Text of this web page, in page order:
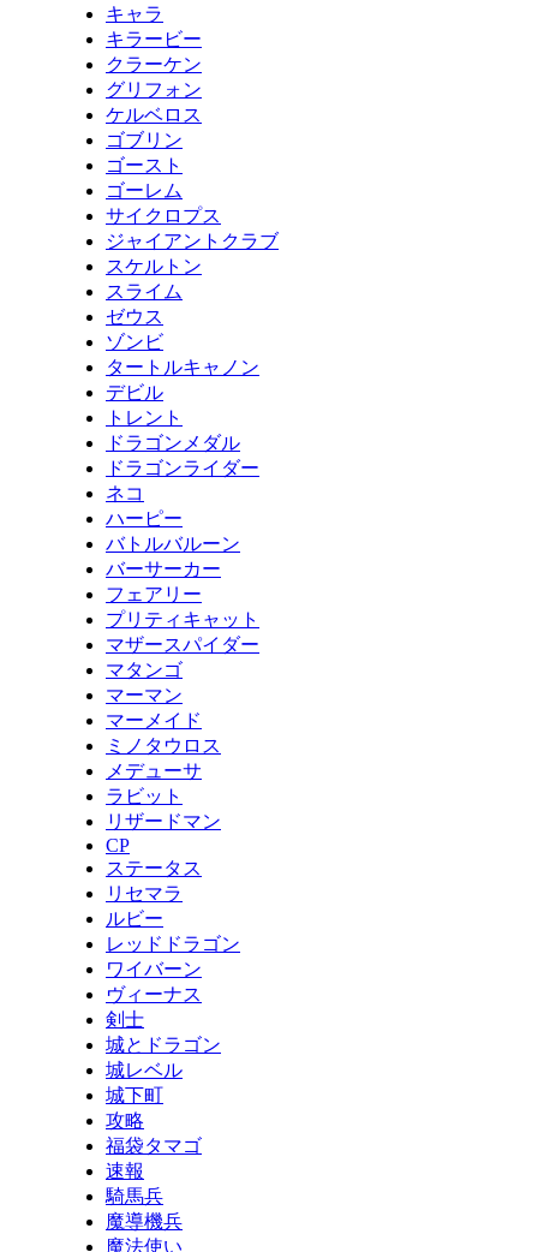
キャラ
キラービー
クラーケン
グリフォン
ケルベロス
ゴブリン
ゴースト
ゴーレム
サイクロプス
ジャイアントクラブ
スケルトン
スライム
ゼウス
ゾンビ
タートルキャノン
デビル
トレント
ドラゴンメダル
ドラゴンライダー
ネコ
ハーピー
バトルバルーン
バーサーカー
フェアリー
プリティキャット
マザースパイダー
マタンゴ
マーマン
マーメイド
ミノタウロス
メデューサ
ラビット
リザードマン
CP
ステータス
リセマラ
ルビー
レッドドラゴン
ワイバーン
ヴィーナス
剣士
城とドラゴン
城レベル
城下町
攻略
福袋タマゴ
速報
騎馬兵
魔導機兵
魔法使い